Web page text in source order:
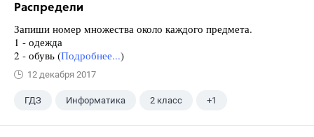
Распредели
Запиши номер множества около каждого предмета.
1 - одежда
2 - обувь (Подробнее...)
12 декабря 2017
ГДЗ Информатика 2 класс +1